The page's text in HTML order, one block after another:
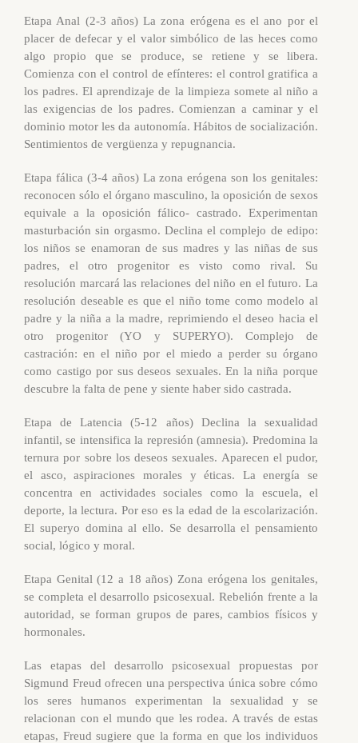
Etapa Anal (2-3 años) La zona erógena es el ano por el
placer de defecar y el valor simbólico de las heces como
algo propio que se produce, se retiene y se libera.
Comienza con el control de efínteres: el control gratifica a
los padres. El aprendizaje de la limpieza somete al niño a
las exigencias de los padres. Comienzan a caminar y el
dominio motor les da autonomía. Hábitos de socialización.
Sentimientos de vergüenza y repugnancia.
Etapa fálica (3-4 años) La zona erógena son los genitales:
reconocen sólo el órgano masculino, la oposición de sexos
equivale a la oposición fálico- castrado. Experimentan
masturbación sin orgasmo. Declina el complejo de edipo:
los niños se enamoran de sus madres y las niñas de sus
padres, el otro progenitor es visto como rival. Su
resolución marcará las relaciones del niño en el futuro. La
resolución deseable es que el niño tome como modelo al
padre y la niña a la madre, reprimiendo el deseo hacia el
otro progenitor (YO y SUPERYO). Complejo de
castración: en el niño por el miedo a perder su órgano
como castigo por sus deseos sexuales. En la niña porque
descubre la falta de pene y siente haber sido castrada.
Etapa de Latencia (5-12 años) Declina la sexualidad
infantil, se intensifica la represión (amnesia). Predomina la
ternura por sobre los deseos sexuales. Aparecen el pudor,
el asco, aspiraciones morales y éticas. La energía se
concentra en actividades sociales como la escuela, el
deporte, la lectura. Por eso es la edad de la escolarización.
El superyo domina al ello. Se desarrolla el pensamiento
social, lógico y moral.
Etapa Genital (12 a 18 años) Zona erógena los genitales,
se completa el desarrollo psicosexual. Rebelión frente a la
autoridad, se forman grupos de pares, cambios físicos y
hormonales.
Las etapas del desarrollo psicosexual propuestas por
Sigmund Freud ofrecen una perspectiva única sobre cómo
los seres humanos experimentan la sexualidad y se
relacionan con el mundo que les rodea. A través de estas
etapas, Freud sugiere que la forma en que los individuos